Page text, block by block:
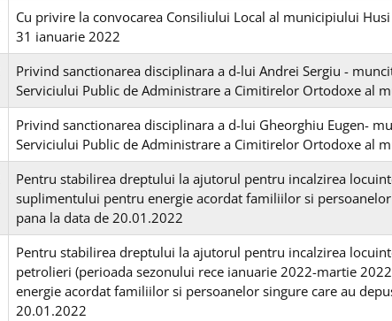
Cu privire la convocarea Consiliului Local al municipiului
31 ianuarie 2022
Privind sanctionarea disciplinara a d-lui Andrei Sergiu -
Serviciului Public de Administrare a Cimitirelor Ortodoxe al
Privind sanctionarea disciplinara a d-lui Gheorghiu Eugen-
Serviciului Public de Administrare a Cimitirelor Ortodoxe al
Pentru stabilirea dreptului la ajutorul pentru incalzirea
suplimentului pentru energie acordat familiilor si
pana la data de 20.01.2022
Pentru stabilirea dreptului la ajutorul pentru incalzirea
petrolieri (perioada sezonului rece ianuarie 2022-martie
energie acordat familiilor si persoanelor singure care au
20.01.2022